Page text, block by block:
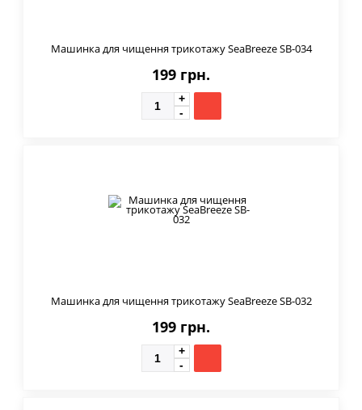
Машинка для чищення трикотажу SeaBreeze SB-034
199 грн.
Машинка для чищення трикотажу SeaBreeze SB-032
199 грн.